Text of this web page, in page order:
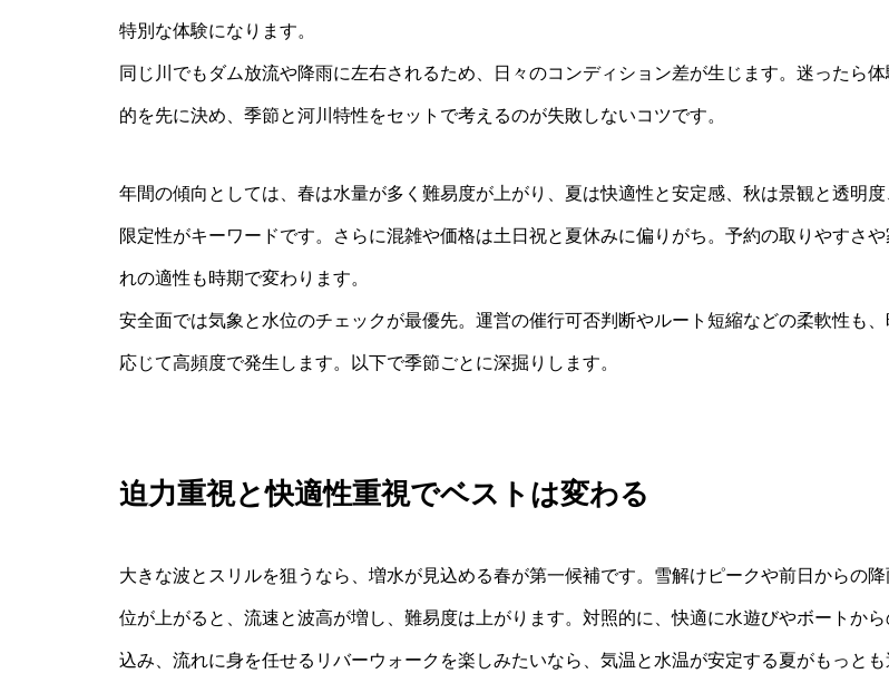
特別な体験になります。
同じ川でもダム放流や降雨に左右されるため、日々のコンディション差が生じます。迷ったら体
的を先に決め、季節と河川特性をセットで考えるのが失敗しないコツです。
年間の傾向としては、春は水量が多く難易度が上がり、夏は快適性と安定感、秋は景観と透明度
限定性がキーワードです。さらに混雑や価格は土日祝と夏休みに偏りがち。予約の取りやすさや
れの適性も時期で変わります。
安全面では気象と水位のチェックが最優先。運営の催行可否判断やルート短縮などの柔軟性も、
応じて高頻度で発生します。以下で季節ごとに深掘りします。
迫力重視と快適性重視でベストは変わる
大きな波とスリルを狙うなら、増水が見込める春が第一候補です。雪解けピークや前日からの降
位が上がると、流速と波高が増し、難易度は上がります。対照的に、快適に水遊びやボートか
込み、流れに身を任せるリバーウォークを楽しみたいなら、気温と水温が安定する夏がもっとも